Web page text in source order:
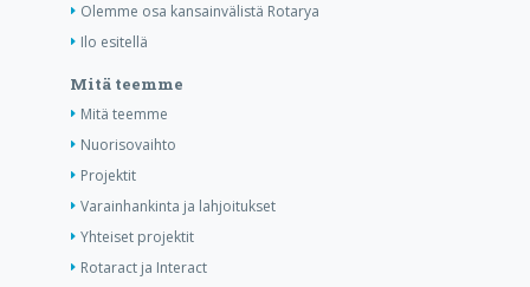
Olemme osa kansainvälistä Rotarya
Ilo esitellä
Mitä teemme
Mitä teemme
Nuorisovaihto
Projektit
Varainhankinta ja lahjoitukset
Yhteiset projektit
Rotaract ja Interact